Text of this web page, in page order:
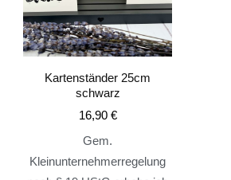
Kartenständer 25cm
schwarz
16,90 €
Gem.
Kleinunternehmerregelung